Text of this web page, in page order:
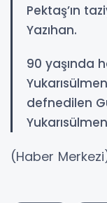
Pektaş’ın
Yazıhan.
90 yaşında
defnedilen
(Haber